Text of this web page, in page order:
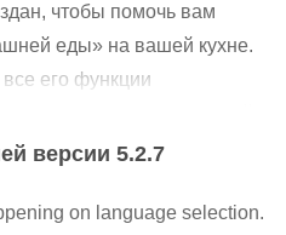
чтобы помочь вам
еды» на вашей кухне.
его функции
Изучая наши
культурными
происхождения
версии 5.2.7
on language selection.